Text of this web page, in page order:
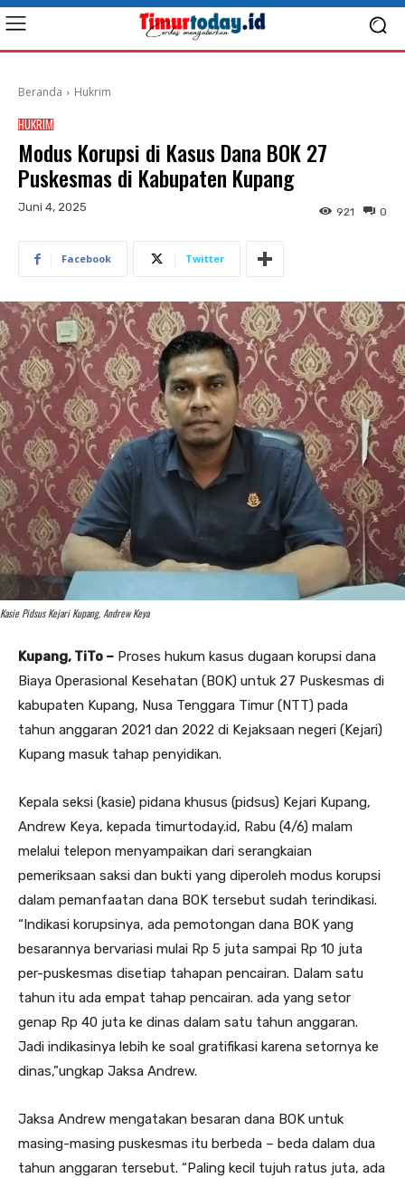
Beranda Hukrim
HUKRIM
Modus Korupsi di Kasus Dana BOK 27
Puskesmas di Kabupaten Kupang
Juni 4, 2025 0
921
Facebook Twitter
Kasie Pidsus Kejari Kupang, Andrew Keya
Kupang, TiTo – Proses hukum kasus dugaan korupsi dana
Biaya Operasional Kesehatan (BOK) untuk 27 Puskesmas di
kabupaten Kupang, Nusa Tenggara Timur (NTT) pada
tahun anggaran 2021 dan 2022 di Kejaksaan negeri (Kejari)
Kupang masuk tahap penyidikan.
Kepala seksi (kasie) pidana khusus (pidsus) Kejari Kupang,
Andrew Keya, kepada timurtoday.id, Rabu (4/6) malam
melalui telepon menyampaikan dari serangkaian
pemeriksaan saksi dan bukti yang diperoleh modus korupsi
dalam pemanfaatan dana BOK tersebut sudah terindikasi.
“Indikasi korupsinya, ada pemotongan dana BOK yang
besarannya bervariasi mulai Rp 5 juta sampai Rp 10 juta
per-puskesmas disetiap tahapan pencairan. Dalam satu
tahun itu ada empat tahap pencairan. ada yang setor
genap Rp 40 juta ke dinas dalam satu tahun anggaran.
Jadi indikasinya lebih ke soal gratifikasi karena setornya ke
dinas,”ungkap Jaksa Andrew.
Jaksa Andrew mengatakan besaran dana BOK untuk
masing-masing puskesmas itu berbeda – beda dalam dua
tahun anggaran tersebut. “Paling kecil tujuh ratus juta, ada